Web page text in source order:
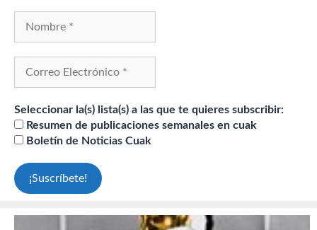
Seleccionar la(s) lista(s) a las que te quieres subscribir:
Resumen de publicaciones semanales en cuak
Boletín de Noticias Cuak